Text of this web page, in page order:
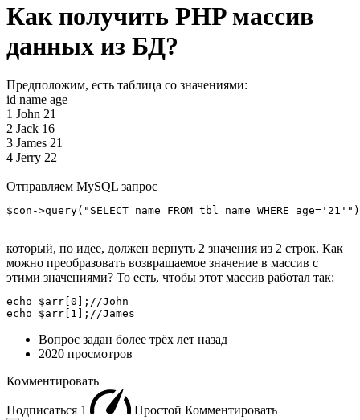
Как получить PHP массив
данных из БД?
Предположим, есть таблица со значениями:
id name age
1 John 21
2 Jack 16
3 James 21
4 Jerry 22
Отправляем MySQL запрос
$con->query("SELECT name FROM tbl_name WHERE
который, по идее, должен вернуть 2 значения из 2 строк. Как
можно преобразовать возвращаемое значение в массив с
этими значениями? То есть, чтобы этот массив работал так:
echo $arr[0];//John
echo $arr[1];//James
Вопрос задан более трёх лет назад
2020 просмотров
Комментировать
Подписаться 1 Простой Комментировать